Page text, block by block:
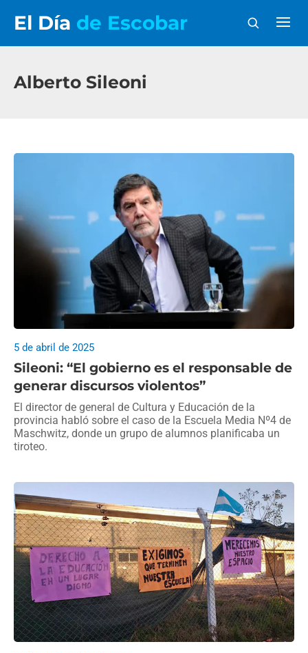
El Día de Escobar
Alberto Sileoni
Sileoni: “El gobierno es el responsable de
generar discursos violentos”
5 de abril de 2025
El director de general de Cultura y Educación de la
provincia habló sobre el caso de la Escuela Media Nº4 de
Maschwitz, donde un grupo de alumnos planificaba un
tiroteo.